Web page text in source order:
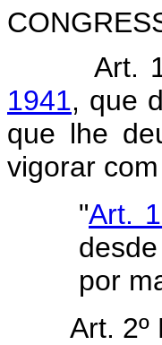
Art.
1941, que
que lhe
vigorar
"Art.
por
Art.